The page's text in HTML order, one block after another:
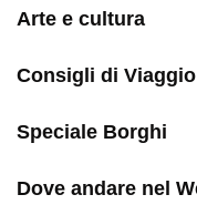
Arte e cultura
Consigli di Viaggio
Speciale Borghi
Dove andare nel